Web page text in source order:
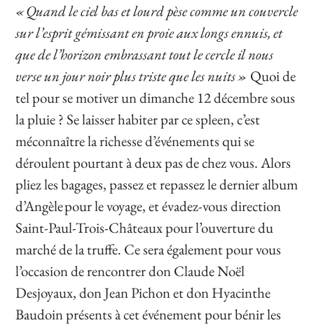
« Quand le ciel bas et lourd pèse comme un couvercle
sur l’esprit gémissant en proie aux longs ennuis, et
que de l’horizon embrassant tout le cercle il nous
verse un jour noir plus triste que les nuits » Quoi de
tel pour se motiver un dimanche 12 décembre sous
la pluie ? Se laisser habiter par ce spleen, c’est
méconnaître la richesse d’événements qui se
déroulent pourtant à deux pas de chez vous. Alors
pliez les bagages, passez et repassez le dernier album
d’Angèle pour le voyage, et évadez-vous direction
Saint-Paul-Trois-Châteaux pour l’ouverture du
marché de la truffe. Ce sera également pour vous
l’occasion de rencontrer don Claude Noël
Desjoyaux, don Jean Pichon et don Hyacinthe
Baudoin présents à cet événement pour bénir les